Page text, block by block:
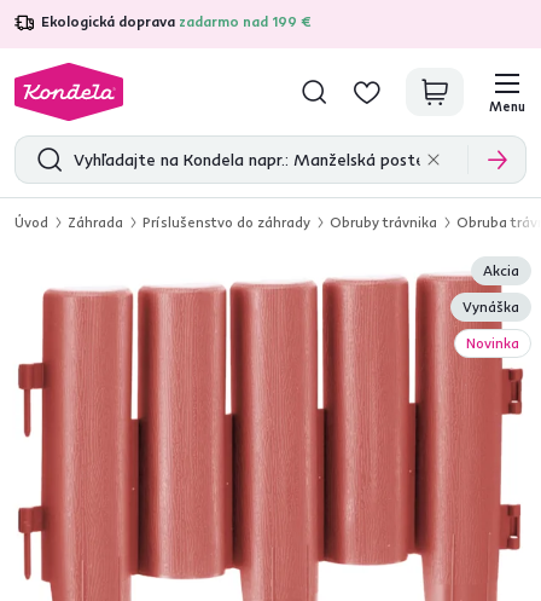
Ekologická doprava zadarmo nad 199 €
4,7 31 211overených produktových recenzií
Menu
Úvod Záhrada Príslušenstvo do záhrady Obruby trávnika Obruba
Akcia
Vynáška
Novinka